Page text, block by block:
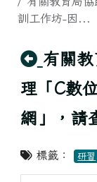
訓工作坊-因...
回上頁
有關
理「C數
網」，請
標籤： 研習